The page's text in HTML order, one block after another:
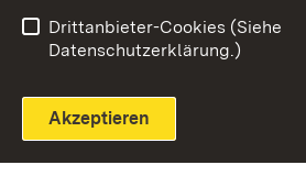
Drittanbieter-Cookies (Siehe
Datenschutzerklärung.)
Akzeptieren